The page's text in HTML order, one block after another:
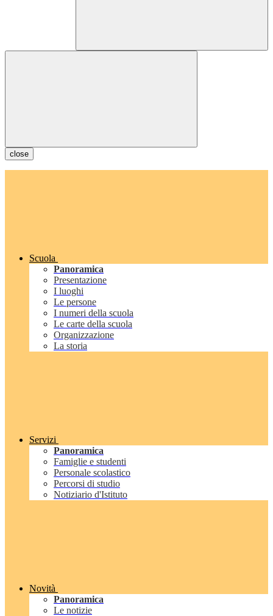
close
Scuola
Panoramica
Presentazione
I luoghi
Le persone
I numeri della scuola
Le carte della scuola
Organizzazione
La storia
Servizi
Panoramica
Famiglie e studenti
Personale scolastico
Percorsi di studio
Notiziario d'Istituto
Novità
Panoramica
Le notizie